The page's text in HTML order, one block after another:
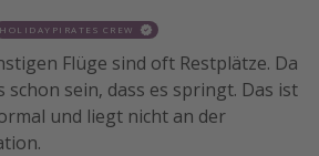
HOLIDAYPIRATES CREW
Flüge sind oft Restplätze. Da
schon sein, dass es springt. Das ist
und liegt nicht an der